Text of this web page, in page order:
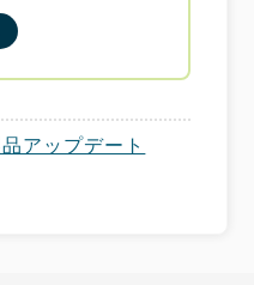
アップデート